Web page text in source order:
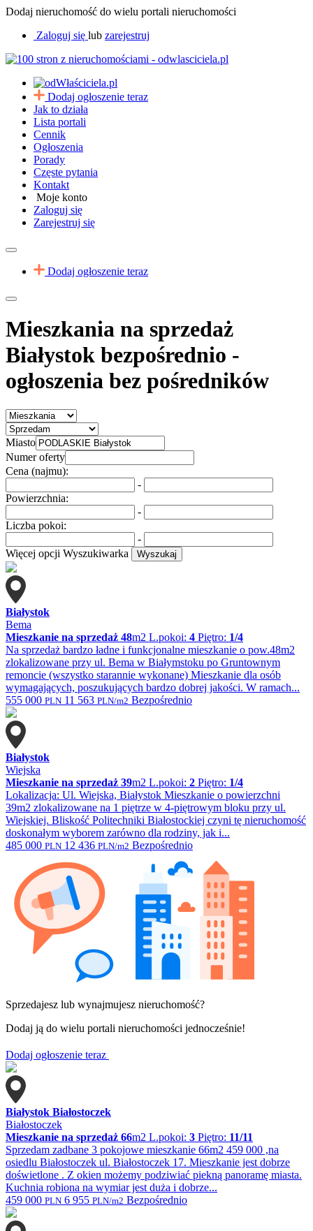
Dodaj nieruchomość do wielu portali nieruchomości
Zaloguj się lub zarejestruj
Dodaj ogłoszenie teraz
Jak to działa
Lista portali
Cennik
Ogłoszenia
Porady
Częste pytania
Kontakt
Moje konto
Zaloguj się
Zarejestruj się
Dodaj ogłoszenie teraz
Mieszkania na sprzedaż
Białystok bezpośrednio -
ogłoszenia bez pośredników
Miasto
Numer oferty
Cena (najmu):
-
Powierzchnia:
-
Liczba pokoi:
-
Więcej opcji Wyszukiwarka Wyszukaj
Białystok
Bema
Mieszkanie na sprzedaż 48m2 L.pokoi: 4 Piętro: 1/4
Na sprzedaż bardzo ładne i funkcjonalne mieszkanie o pow.48m2
zlokalizowane przy ul. Bema w Białymstoku po Gruntownym
remoncie (wszystko starannie wykonane) Mieszkanie dla osób
wymagających, poszukujących bardzo dobrej jakości. W ramach...
555 000 PLN 11 563 PLN/m2 Bezpośrednio
Białystok
Wiejska
Mieszkanie na sprzedaż 39m2 L.pokoi: 2 Piętro: 1/4
Lokalizacja: Ul. Wiejska, Białystok Mieszkanie o powierzchni
39m2 zlokalizowane na 1 piętrze w 4-piętrowym bloku przy ul.
Wiejskiej. Bliskość Politechniki Białostockiej czyni tę nieruchomość
doskonałym wyborem zarówno dla rodziny, jak i...
485 000 PLN 12 436 PLN/m2 Bezpośrednio
Sprzedajesz lub wynajmujesz nieruchomość?
Dodaj ją do wielu portali nieruchomości jednocześnie!
Dodaj ogłoszenie teraz
Białystok Białostoczek
Białostoczek
Mieszkanie na sprzedaż 66m2 L.pokoi: 3 Piętro: 11/11
Sprzedam zadbane 3 pokojowe mieszkanie 66m2 459 000 ,na
osiedlu Białostoczek ul. Białostoczek 17. Mieszkanie jest dobrze
doświetlone . Z okien możemy podziwiać piekną panoramę miasta.
Kuchnia robiona na wymiar jest duża i dobrze...
459 000 PLN 6 955 PLN/m2 Bezpośrednio